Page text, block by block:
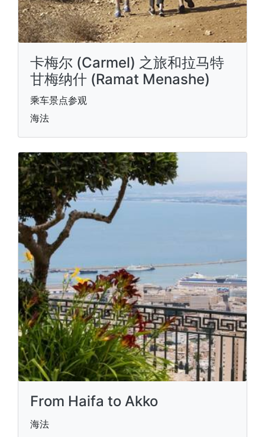
卡梅尔 (Carmel) 之旅和拉马特
甘梅纳什 (Ramat Menashe)
乘车景点参观
海法
From Haifa to Akko
海法